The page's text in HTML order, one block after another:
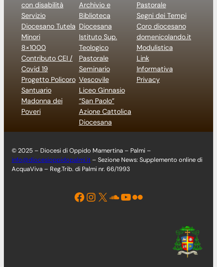
con disabilità
Servizio
Diocesano Tutela
Minori
8×1000
Contributo CEI /
Covid 19
Progetto Policoro
Santuario
Madonna dei
Poveri
Archivio e
Biblioteca
Diocesana
Istituto Sup.
Teologico
Pastorale
Seminario
Vescovile
Liceo Ginnasio
“San Paolo”
Azione Cattolica
Diocesana
Pastorale
Segni dei Tempi
Coro diocesano
domenicolando.it
Modulistica
Link
Informativa
Privacy
© 2025 – Diocesi di Oppido Mamertina – Palmi –
info@diocesioppidopalmi.it – Sezione News: Supplemento online di
AcquaViva – Reg.Trib. di Palmi nr. 66/1993
Facebook Instagram X Soundcloud YouTube Flickr